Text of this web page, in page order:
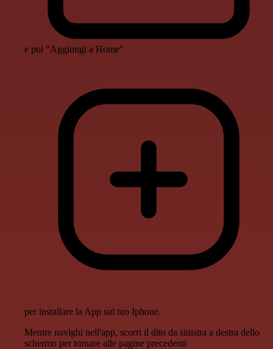
e poi "Aggiungi a Home"
per installare la App sul tuo Iphone.
Mentre navighi nell'app, scorri il dito da sinistra a destra dello
schermo per tornare alle pagine precedenti